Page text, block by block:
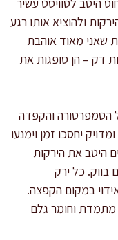
ולהוציא אותו רגע
שאני מאוד אוהבת
דק – הן סופגות את
הטמפרטורה והקפדה
יחסכו זמן וימנעו
היטב את הירקות
בווק. כל ירק
במקום הקפצה.
מתמדת וחומר גלם